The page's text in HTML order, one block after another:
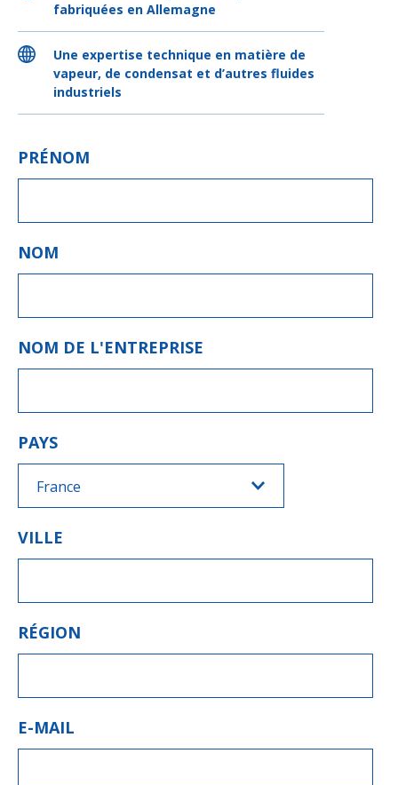
fabriquées en Allemagne
Une expertise technique en matière de
vapeur, de condensat et d’autres fluides
industriels
PRÉNOM
NOM
NOM DE L'ENTREPRISE
PAYS
France
VILLE
RÉGION
E-MAIL